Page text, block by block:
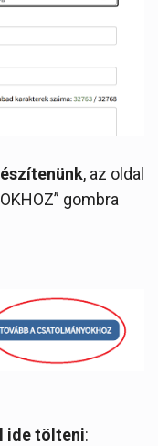
, az oldal
gombra
ide tölteni: